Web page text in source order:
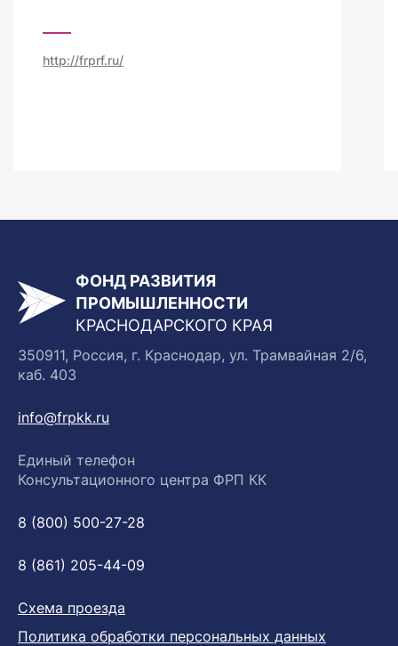
http://frprf.ru/
ФОНД РАЗВИТИЯ
ПРОМЫШЛЕННОСТИ
КРАСНОДАРСКОГО КРАЯ
350911, Россия, г. Краснодар, ул. Трамвайная 2/6,
каб. 403
info@frpkk.ru
Единый телефон
Консультационного центра ФРП КК
8 (800) 500-27-28
8 (861) 205-44-09
Схема проезда
Политика обработки персональных данных